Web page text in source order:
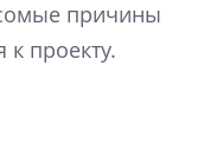
причины
проекту.